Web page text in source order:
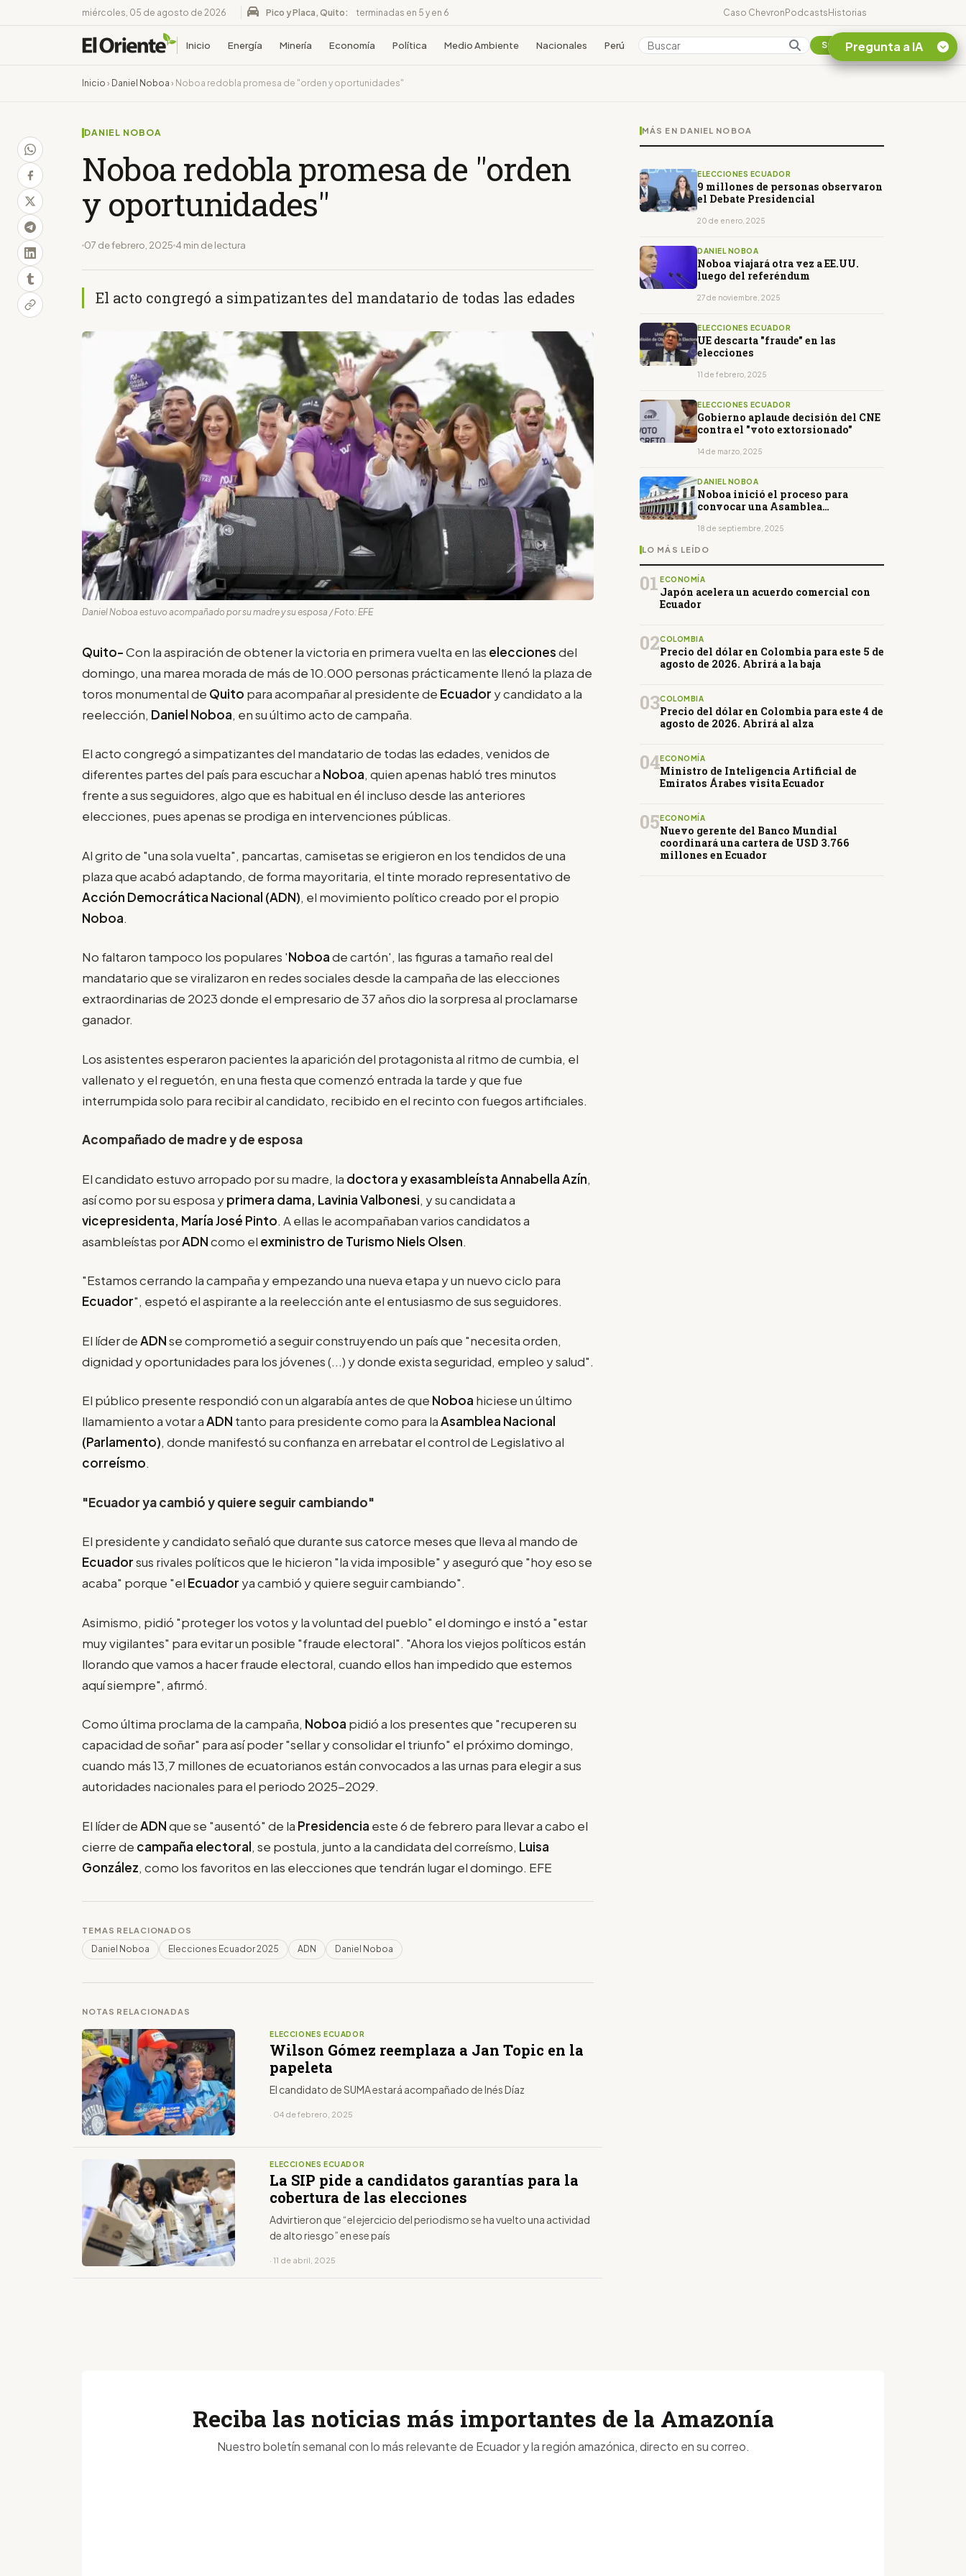
miércoles, 05 de agosto de 2026 Pico y Placa, Quito: terminadas en 5 y en 6 Caso ChevronPodcastsHistorias
Inicio Energía Minería Economía Política Medio Ambiente Nacionales Perú Colombia Suscribirse
Inicio › Daniel Noboa › Noboa redobla promesa de "orden y oportunidades"
DANIEL NOBOA
Noboa redobla promesa de "orden
y oportunidades"
07 de febrero, 2025 4 min de lectura
El acto congregó a simpatizantes del mandatario de todas las edades
Daniel Noboa estuvo acompañado por su madre y su esposa / Foto: EFE
Quito-Con la aspiración de obtener la victoria en primera vuelta en las eleccionesdel
domingo, una marea morada de más de 10.000 personas prácticamente llenó la plaza de
toros monumental de Quito para acompañar al presidente de Ecuador y candidato a la
reelección, Daniel Noboa, en su último acto de campaña.
El acto congregó a simpatizantes del mandatario de todas las edades, venidos de
diferentes partes del país para escuchar a Noboa, quien apenas habló tres minutos
frente a sus seguidores, algo que es habitual en él incluso desde las anteriores
elecciones, pues apenas se prodiga en intervenciones públicas.
Al grito de "una sola vuelta", pancartas, camisetas se erigieron en los tendidos de una
plaza que acabó adaptando, de forma mayoritaria, el tinte morado representativo de
Acción Democrática Nacional (ADN), el movimiento político creado por el propio
Noboa.
No faltaron tampoco los populares 'Noboade cartón', las figuras a tamaño real del
mandatario que se viralizaron en redes sociales desde la campaña de las elecciones
extraordinarias de 2023 donde el empresario de 37 años dio la sorpresa al proclamarse
ganador.
Los asistentes esperaron pacientes la aparición del protagonista al ritmo de cumbia, el
vallenato y el reguetón, en una fiesta que comenzó entrada la tarde y que fue
interrumpida solo para recibir al candidato, recibido en el recinto con fuegos artificiales.
Acompañado de madre y de esposa
El candidato estuvo arropado por su madre, la doctora y exasambleísta Annabella Azín,
así como por su esposa yprimera dama, Lavinia Valbonesi, y su candidata a
vicepresidenta, María José Pinto. A ellas le acompañaban varios candidatos a
asambleístas porADNcomo el exministro de Turismo Niels Olsen.
"Estamos cerrando la campaña y empezando una nueva etapa y un nuevo ciclo para
Ecuador", espetó el aspirante a la reelección ante el entusiasmo de sus seguidores.
El líder deADNse comprometió a seguir construyendo un país que "necesita orden,
dignidad y oportunidades para los jóvenes (...) y donde exista seguridad, empleo y salud".
El público presente respondió con un algarabía antes de que Noboa hiciese un último
llamamiento a votar aADN tanto para presidente como para laAsamblea Nacional
(Parlamento), donde manifestó su confianza en arrebatar el control de Legislativo al
correísmo.
"Ecuador ya cambió y quiere seguir cambiando"
El presidente y candidato señaló que durante sus catorce meses que lleva al mando de
Ecuadorsus rivales políticos que le hicieron "la vida imposible" y aseguró que "hoy eso se
acaba" porque "el Ecuador ya cambió y quiere seguir cambiando".
Asimismo, pidió "proteger los votos y la voluntad del pueblo" el domingo e instó a "estar
muy vigilantes" para evitar un posible "fraude electoral". "Ahora los viejos políticos están
llorando que vamos a hacer fraude electoral, cuando ellos han impedido que estemos
aquí siempre", afirmó.
Como última proclama de la campaña, Noboa pidió a los presentes que "recuperen su
capacidad de soñar" para así poder "sellar y consolidar el triunfo" el próximo domingo,
cuando más 13,7 millones de ecuatorianos están convocados a las urnas para elegir a sus
autoridades nacionales para el periodo 2025-2029.
El líder deADNque se "ausentó" de la Presidencia este 6 de febrero para llevar a cabo el
cierre de campaña electoral, se postula, junto a la candidata del correísmo, Luisa
González, como los favoritos en las elecciones que tendrán lugar el domingo. EFE
TEMAS RELACIONADOS
Daniel Noboa Elecciones Ecuador 2025 ADN Daniel Noboa
NOTAS RELACIONADAS
ELECCIONES ECUADOR
Wilson Gómez reemplaza a Jan Topic en la
papeleta
El candidato de SUMA estará acompañado de Inés Díaz
· 04 de febrero, 2025
ELECCIONES ECUADOR
La SIP pide a candidatos garantías para la
cobertura de las elecciones
Advirtieron que “el ejercicio del periodismo se ha vuelto una actividad
de alto riesgo” en ese país
· 11 de abril, 2025
MÁS EN DANIEL NOBOA
ELECCIONES ECUADOR
9 millones de personas observaron
el Debate Presidencial
20 de enero, 2025
DANIEL NOBOA
Noboa viajará otra vez a EE.UU.
luego del referéndum
27 de noviembre, 2025
ELECCIONES ECUADOR
UE descarta "fraude" en las
elecciones
11 de febrero, 2025
ELECCIONES ECUADOR
Gobierno aplaude decisión del CNE
contra el "voto extorsionado"
14 de marzo, 2025
DANIEL NOBOA
Noboa inició el proceso para
convocar una Asamblea
18 de septiembre, 2025
LO MÁS LEÍDO
01 ECONOMÍA
Japón acelera un acuerdo comercial con
Ecuador
02COLOMBIA
Precio del dólar en Colombia para este 5 de
agosto de 2026. Abrirá a la baja
03COLOMBIA
Precio del dólar en Colombia para este 4 de
agosto de 2026. Abrirá al alza
04ECONOMÍA
Ministro de Inteligencia Artificial de
Emiratos Árabes visita Ecuador
05 ECONOMÍA
Nuevo gerente del Banco Mundial
coordinará una cartera de USD 3.766
millones en Ecuador
Pregunta a IA
Reciba las noticias más importantes de la Amazonía
Nuestro boletín semanal con lo más relevante de Ecuador y la región amazónica, directo en su correo.